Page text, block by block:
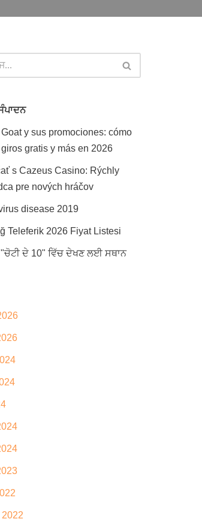
y sus promociones: cómo
gratis y más en 2026
s Cazeus Casino: Rýchly
pre nových hráčov
disease 2019
Teleferik 2026 Fiyat Listesi
"ਚੋਟੀ ਦੇ 10" ਵਿੱਚ ਦੇਖਣ ਲਈ ਸਥਾਨ